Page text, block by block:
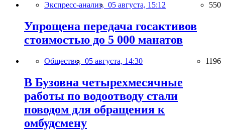
Экспресс-анализ, 05 августа, 15:12 550
Упрощена передача госактивов
стоимостью до 5 000 манатов
Общество, 05 августа, 14:30 1196
В Бузовна четырехмесячные
работы по водоотводу стали
поводом для обращения к
омбудсмену